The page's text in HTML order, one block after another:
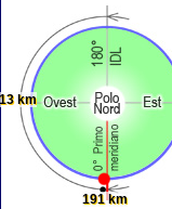
191 km
km